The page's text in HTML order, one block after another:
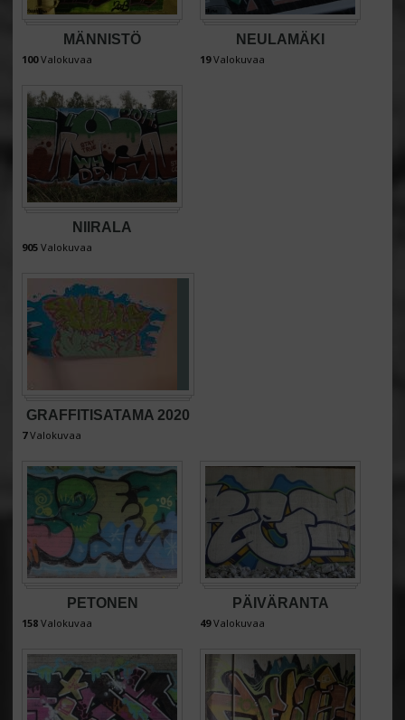
MÄNNISTÖ
100Valokuvaa
NEULAMÄKI
19Valokuvaa
NIIRALA
905 Valokuvaa
GRAFFITISATAMA 2020
7Valokuvaa
PETONEN
158 Valokuvaa
PÄIVÄRANTA
49Valokuvaa